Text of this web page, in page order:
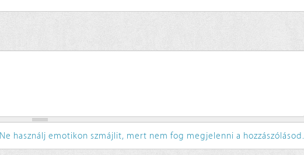
Ne használj emotikon szmájlit, mert nem fog megjelenni a hozzászólásod.